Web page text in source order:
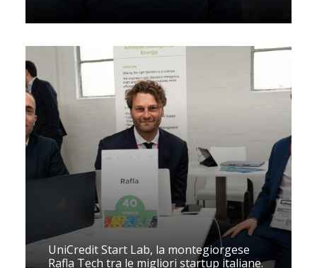
UniCredit Start Lab, la montegiorgese
Rafla Tech tra le migliori startup italiane.